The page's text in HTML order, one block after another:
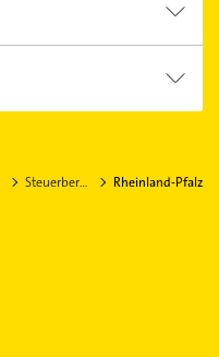
Hermeskeil
Westerwald
Steuerberater Rheinland-Pfalz